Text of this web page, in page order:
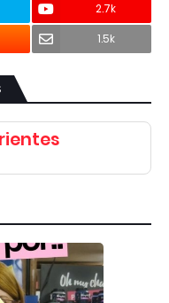
2.7k
1.5k